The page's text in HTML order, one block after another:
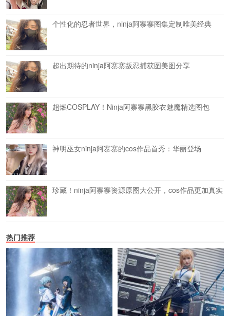
个性化的忍者世界，ninja阿寨寨图集定制唯美经典
超出期待的ninja阿寨寨叛忍捕获图美图分享
超燃COSPLAY！Ninja阿寨寨黑胶衣魅魔精选图包
神明巫女ninja阿寨寨的cos作品首秀：华丽登场
珍藏！ninja阿寨寨资源原图大公开，cos作品更加真实
热门推荐